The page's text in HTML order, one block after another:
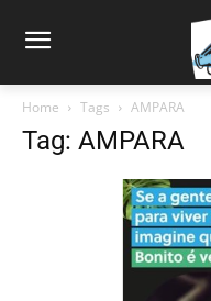
Home Tags AMPARA
Tag: AMPARA